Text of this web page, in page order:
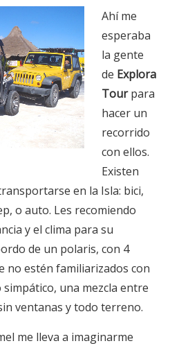
Ahí me
esperaba
la gente
de Explora
Tourpara
hacer un
recorrido
con ellos.
Existen
en la Isla: bici,
o auto. Les recomiendo
y el clima para su
de un polaris, con 4
no estén familiarizados con
una mezcla entre
ventanas y todo terreno.
me lleva a imaginarme